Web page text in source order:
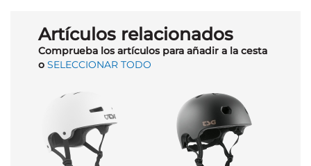
Artículos relacionados
Comprueba los artículos para añadir a la cesta
o SELECCIONAR TODO